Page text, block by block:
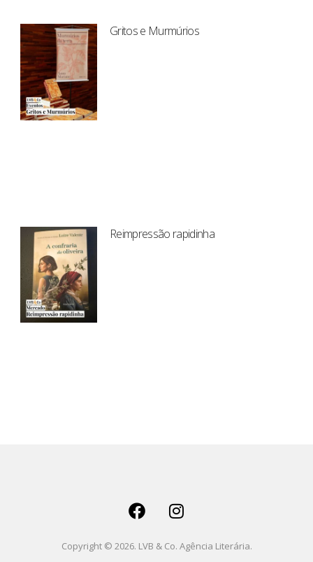
Gritos e Murmúrios
Reimpressão rapidinha
Copyright © 2026. LVB & Co. Agência Literária.